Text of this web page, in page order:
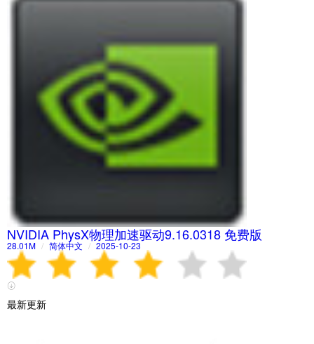
NVIDIA PhysX物理加速驱动9.16.0318 免费版
28.01M / 简体中文 / 2025-10-23
最新更新